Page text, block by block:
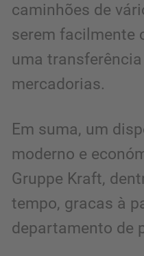
caminhões de
serem facilmente
uma
mercadorias.
Em suma, um
moderno e
Gruppe Kraft,
tempo, gracas à
departamento de